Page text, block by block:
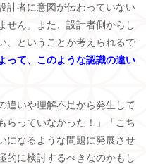
計者に意図が伝わっていない
せん。また、設計者側からし
、ということが考えられるで
って、このような認識の違い
違いや理解不足から発生して
らっていなかった！」「こち
になるような問題に発展させ
的に検討するべきなのかもし